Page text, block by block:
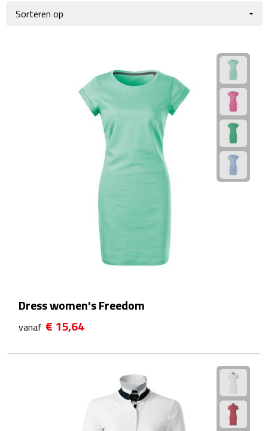
Business trolleys
Laptophoezen & -tassen
Reistassen & Trolleys
Weekendtassen
Duffeltassen
Giftcards
Dress women's Freedom
vanaf € 15,64